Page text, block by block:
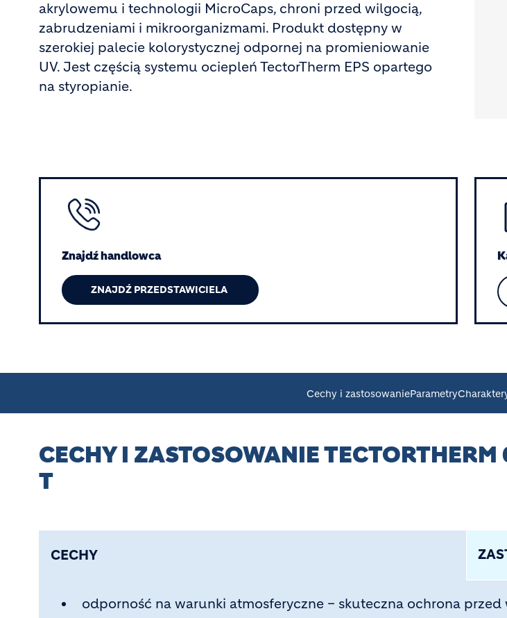
akrylowemu i technologii MicroCaps, chroni przed wilgocią,
zabrudzeniami i mikroorganizmami. Produkt dostępny w
szerokiej palecie kolorystycznej odpornej na promieniowanie
UV. Jest częścią systemu ociepleń TectorTherm EPS opartego
na styropianie.
Image
Znajdź handlowca
ZNAJDŹ PRZEDSTAWICIELA
Cechy i zastosowanieParametry
CECHY I ZASTOSOWANIE
T
CECHY
odporność na warunki atmosferyczne – skuteczna ochrona